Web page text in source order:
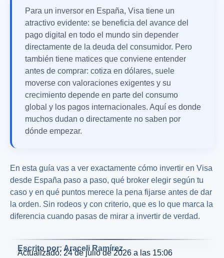
Para un inversor en España, Visa tiene un
atractivo evidente: se beneficia del avance del
pago digital en todo el mundo sin depender
directamente de la deuda del consumidor. Pero
también tiene matices que conviene entender
antes de comprar: cotiza en dólares, suele
moverse con valoraciones exigentes y su
crecimiento depende en parte del consumo
global y los pagos internacionales. Aquí es donde
muchos dudan o directamente no saben por
dónde empezar.
En esta guía vas a ver exactamente cómo invertir en Visa
desde España paso a paso, qué broker elegir según tu
caso y en qué puntos merece la pena fijarse antes de dar
la orden. Sin rodeos y con criterio, que es lo que marca la
diferencia cuando pasas de mirar a invertir de verdad.
Escrito por: Araceli Ramírez
Actualizado: 24 de julio de 2026 a las 15:06